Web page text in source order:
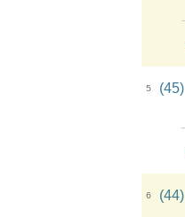
5 (45)
6 (44)